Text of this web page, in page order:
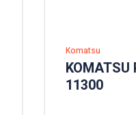
Komatsu
11300